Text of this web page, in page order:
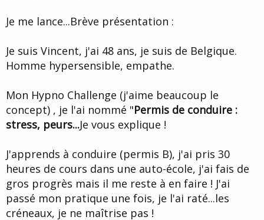
e
d
i
u
s
i
Je me lance...Brève présentation :
Je suis Vincent, j'ai 48 ans, je suis de Belgique.
Homme hypersensible, empathe.
Mon Hypno Challenge (j'aime beaucoup le
concept) , je l'ai nommé "Permis de conduire :
stress, peurs...Je vous explique !
J'apprends à conduire (permis B), j'ai pris 30
heures de cours dans une auto-école, j'ai fais de
gros progrès mais il me reste à en faire ! J'ai
passé mon pratique une fois, je l'ai raté...les
créneaux, je ne maîtrise pas !